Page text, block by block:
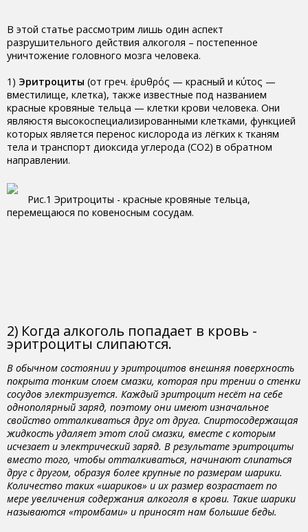
В этой статье рассмотрим лишь один аспект
разрушительного действия алкоголя – постепенное
уничтожение головного мозга человека.
1) Эритроциты (от греч. ἐρυθρός — красный и κύτος —
вместилище, клетка), также известные под названием
красные кровяные тельца — клетки крови человека. Они
являюстя высокоспециализированными клетками, функцией
которых является перенос кислорода из лёгких к тканям
тела и транспорт диоксида углерода (CO2) в обратном
направлении.
Рис.1 Эритроциты - красные кровяные тельца,
перемещаюся по ковеносным сосудам.
2) Когда алкоголь попадает в кровь -
эритроциты слипаются.
В обычном состоянии у эритроцитов внешняя поверхность
покрыта тонким слоем смазки, которая при трении о стенки
сосудов электризуется. Каждый эритроцит несёт на себе
однополярный заряд, поэтому они имеют изначальное
свойство отталкиваться друг от друга. Спиртосодержащая
жидкость удаляет этот слой смазки, вместе с которым
исчезает и электрический заряд. В результате эритроциты
вместо того, чтобы отталкиваться, начинают слипаться
друг с другом, образуя более крупные по размерам шарики.
Количество таких «шариков» и их размер возрастает по
мере увеличения содержания алкоголя в крови. Такие шарики
называются «тромбами» и приносят нам большие беды.